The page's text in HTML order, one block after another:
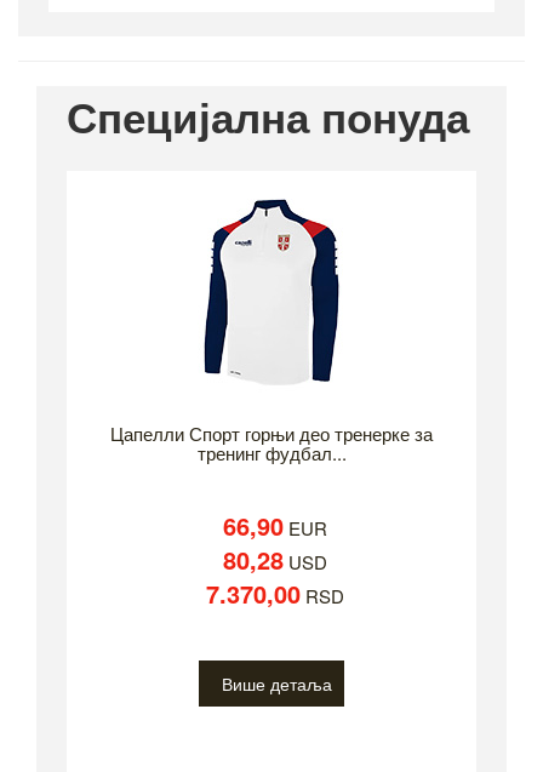
Специјална понуда
Цапелли Спорт горњи део тренерке за
тренинг фудбал...
66,90EUR
80,28USD
7.370,00RSD
Више детаља